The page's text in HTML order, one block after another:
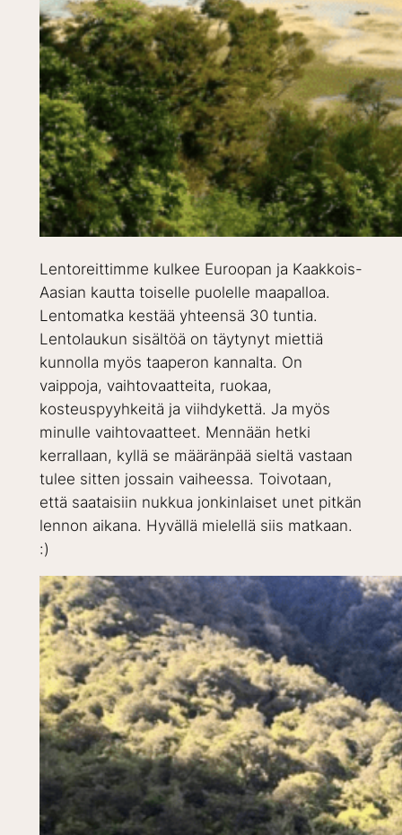
Lentoreittimme kulkee Euroopan ja Kaakkois-
Aasian kautta toiselle puolelle maapalloa.
Lentomatka kestää yhteensä 30 tuntia.
Lentolaukun sisältöä on täytynyt miettiä
kunnolla myös taaperon kannalta. On
vaippoja, vaihtovaatteita, ruokaa,
kosteuspyyhkeitä ja viihdykettä. Ja myös
minulle vaihtovaatteet. Mennään hetki
kerrallaan, kyllä se määränpää sieltä vastaan
tulee sitten jossain vaiheessa. Toivotaan,
että saataisiin nukkua jonkinlaiset unet pitkän
lennon aikana. Hyvällä mielellä siis matkaan.
:)